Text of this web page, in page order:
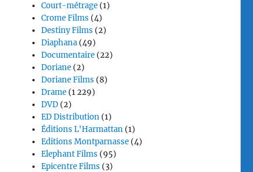
Court-métrage (1)
Crome Films (4)
Destiny Films (2)
Diaphana (49)
Documentaire (22)
Doriane (2)
Doriane Films (8)
Drame (1 229)
DVD (2)
ED Distribution (1)
Éditions L'Harmattan (1)
Editions Montparnasse (4)
Elephant Films (95)
Epicentre Films (3)